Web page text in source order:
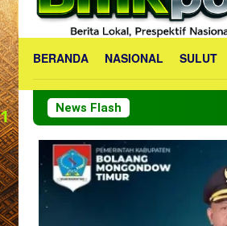
BERANDA NASIONAL SULUT
News Flash